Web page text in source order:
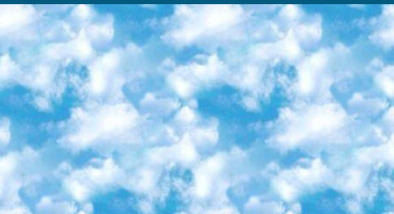
или другую, — увидите список необходимых для неё умений. Чтобы вы могли освоить их самостоятельно, для каждого умения площадка отображает подборку ссылок на учебные материалы. Хотя «Смартия» ориентируется на русскоязычную аудиторию, часть контента всё же доступна только на английском. 3. «Лекторий Физтеха» Проект Московского физико-технического института (Физтеха). С его помощью вы можете смотреть онлайн серии лекций, записанные на видео в этом вузе. В числе доступных предметов — физика, биология, химия, информационные технологии и другие. К некоторым лекциям администрация ресурса прилагает готовые конспекты, которые можно скачивать в PDF-формате. 4. ITMOcourses Онлайн-площадка Санкт-Петербургского национального исследовательского университета информационных технологий, механики и оптики (ИТМО). Ресурс предоставляет свободный доступ к курсам, разработанным в этом вузе. Каталог материалов разбит на четыре категории: «Оптические системы и технологии», «Приборостроение и робототехника», «Информационные технологии» и «Биотехнологии». Курсы состоят из видеолекций, интерактивных демонстраций и заданий. 5. «КиберЛенинка» Электронная научная библиотека открытого доступа. Каталог площадки регулярно обрастает текстами статей из различных научных изданий. Сгруппированные по журналам и рубрикам публикации можно читать онлайн или скачивать целиком в PDF-формате. Проект нацелен на популяризацию науки за счёт открытого доступа к качественной информации. 6. «ПостНаука» На этом ресурсе публикуют подборки видеолекций, составленные экспертами из разных отраслей и объединённые общими темами. Среди них, к примеру, есть серии «Биоинформатика и геномика», «Культура средневековой Скандинавии» и Cinema Studies о теории кино. Каждая подборка лекций — логически связанная история, рассказанная экспертом от первого лица. Кроме того, на сайте появляются научно-образовательные статьи и тесты на разные темы. 7. «Newочём» Команда проекта «Newочём» отбирает самые интересные тексты из англоязычных СМИ и переводит те из них, за которые голосуют участники сообщества «ВКонтакте». По большей части это научно-популярные статьи. Редакторы придумывают лишь заголовки, в остальном содержание переводов соответствует оригиналам. Полные тексты можно читать прямо в социальной сети. 8. InternetUrok Онлайн-база материалов по основным дисциплинам школьной программы. Информация на сайте структурирована по классам, предметам и темам (урокам). Каждый урок состоит из видеолекций и конспектов. Есть также интерактивные тренажёры и тесты для закрепления пройденного материала. Даже если вы давно окончили школу, возможность повторить программу старших классов всегда может пригодиться. 9. Edutainme Ещё один ресурс об образовании. В отличие от Newtonew, как мне кажется, Edutainme больше ориентируется на представителей индустрии: педагогов, предпринимателей, разработчиков образовательных проектов. Но и любой, кто просто стремится к саморазвитию, найдёт на сайте много полезного и интересного для себя. Например, информацию о новых курсах и образовательных сервисах. 10. Newtonew Онлайн-медиа об образовании и обучении в широком смысле. Авторы Newtonew пишут об инструментах, заведениях, тактиках и стратегиях, которые помогают учить других и получать новые знания самостоятельно. На этой площадке вы найдёте новости, обзоры, аналитические мат